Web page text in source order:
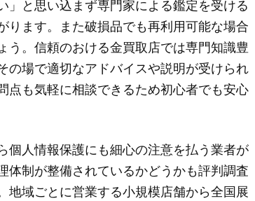
」と思い込まず専門家による鑑定を受ける
ります。また破損品でも再利用可能な場合
う。信頼のおける金買取店では専門知識豊
の場で適切なアドバイスや説明が受けられ
点も気軽に相談できるため初心者でも安心
個人情報保護にも細心の注意を払う業者が
体制が整備されているかどうかも評判調査
地域ごとに営業する小規模店舗から全国展